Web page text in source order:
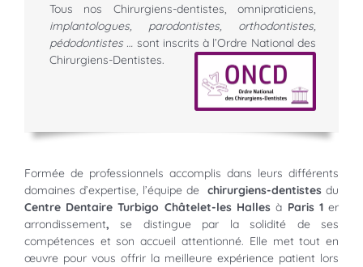
Tous nos Chirurgiens-dentistes, omnipraticiens,
implantologues, parodontistes, orthodontistes,
pédodontistes … sont inscrits à l’Ordre National des
Chirurgiens-Dentistes.
Formée de professionnels accomplis dans leurs différents
domaines d’expertise, l’équipe dechirurgiens-dentistes du
Centre Dentaire Turbigo Châtelet-les Hallesà Paris 1er
arrondissement, se distingue par la solidité de ses
compétences et son accueil attentionné. Elle met tout en
œuvre pour vous offrir la meilleure expérience patient lors